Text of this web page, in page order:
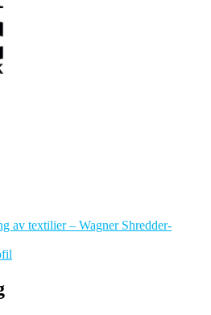
av textilier – Wagner Shredder-